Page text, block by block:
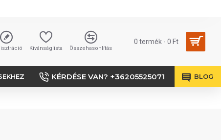
Kívánságlista Összehasonlítás
0 termék - 0 Ft
KÉRDÉSE VAN? +36205525071 BLOG